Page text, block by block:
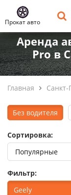
Прокат авто
Аренда
Pro в
Главная Санкт-
Без водителя
Сортировка:
Фильтр:
Geely